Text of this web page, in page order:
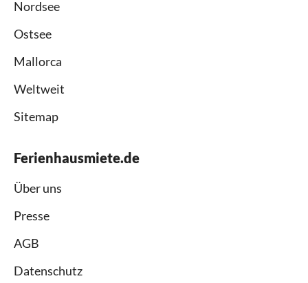
Nordsee
Ostsee
Mallorca
Weltweit
Sitemap
Ferienhausmiete.de
Über uns
Presse
AGB
Datenschutz